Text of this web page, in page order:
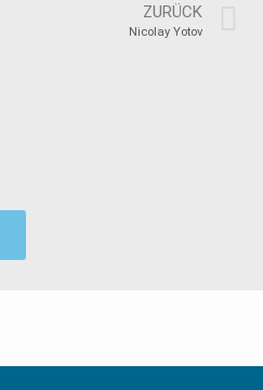
ZURÜCK
Nicolay Yotov